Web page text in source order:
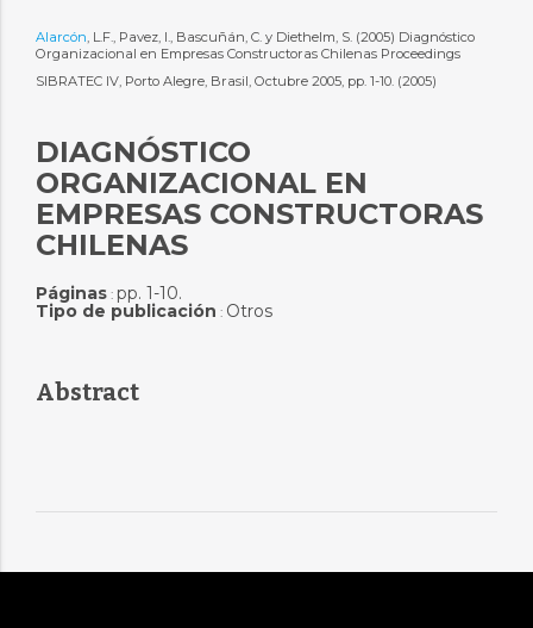
Alarcón, L.F., Pavez, I., Bascuñán, C. y Diethelm, S. (2005) Diagnóstico
Organizacional en Empresas Constructoras Chilenas Proceedings
SIBRATEC IV, Porto Alegre, Brasil, Octubre 2005, pp. 1-10. (2005)
DIAGNÓSTICO
ORGANIZACIONAL EN
EMPRESAS CONSTRUCTORAS
CHILENAS
Páginas: pp. 1-10.
Tipo de publicación : Otros
Abstract